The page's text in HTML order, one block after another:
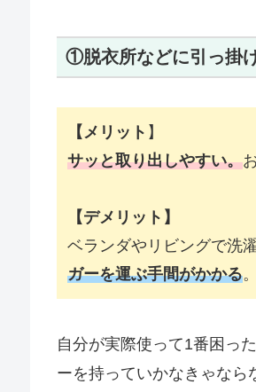
①脱衣所などに引っ掛
【メリット 】
サッと取り出しやすい。
【デメリット】
ベランダやリビングで洗
ガーを運ぶ手間がかかる
自分が実際使って1番困った
ーを持っていかなきゃなら